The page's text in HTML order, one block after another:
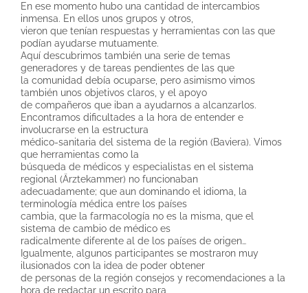
En ese momento hubo una cantidad de intercambios
inmensa. En ellos unos grupos y otros,
vieron que tenían respuestas y herramientas con las que
podían ayudarse mutuamente.
Aquí descubrimos también una serie de temas
generadores y de tareas pendientes de las que
la comunidad debía ocuparse, pero asimismo vimos
también unos objetivos claros, y el apoyo
de compañeros que iban a ayudarnos a alcanzarlos.
Encontramos dificultades a la hora de entender e
involucrarse en la estructura
médico-sanitaria del sistema de la región (Baviera). Vimos
que herramientas como la
búsqueda de médicos y especialistas en el sistema
regional (Ärztekammer) no funcionaban
adecuadamente; que aun dominando el idioma, la
terminología médica entre los países
cambia, que la farmacología no es la misma, que el
sistema de cambio de médico es
radicalmente diferente al de los países de origen…
Igualmente, algunos participantes se mostraron muy
ilusionados con la idea de poder obtener
de personas de la región consejos y recomendaciones a la
hora de redactar un escrito para